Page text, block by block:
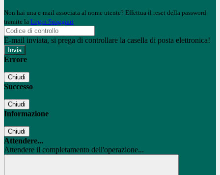
Non hai una e-mail associata al nome utente? Effettua il reset della password
tramite la Login Spaggiari
E-mail inviata, si prega di controllare la casella di posta elettronica!
Errore
Chiudi
Successo
Chiudi
Informazione
Chiudi
Attendere...
Attendere il completamento dell'operazione...